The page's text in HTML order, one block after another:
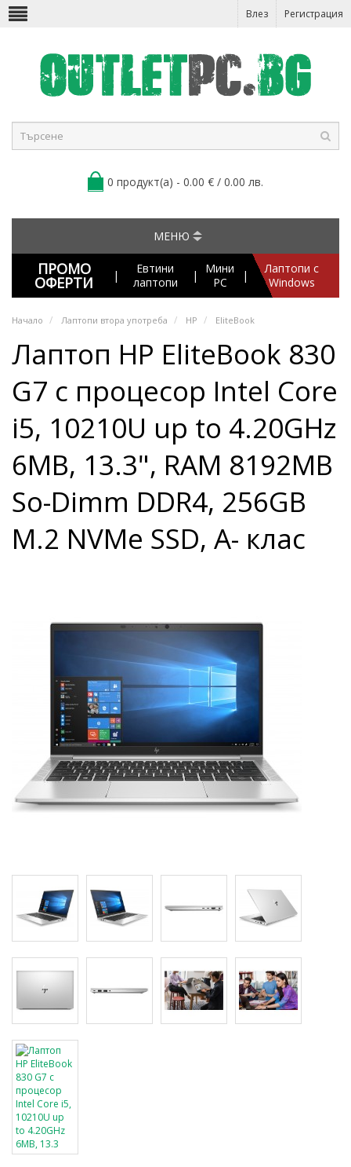
Влез Регистрация
0 продукт(а) - 0.00 € / 0.00 лв.
МЕНЮ
ПРОМО
ОФЕРТИ |
Евтини
лаптопи
|
Мини
PC
|
Лаптопи с
Windows
Начало Лаптопи втора употреба HP EliteBook
Лаптоп HP EliteBook 830
G7 с процесор Intel Core
i5, 10210U up to 4.20GHz
6MB, 13.3", RAM 8192MB
So-Dimm DDR4, 256GB
M.2 NVMe SSD, A- клас